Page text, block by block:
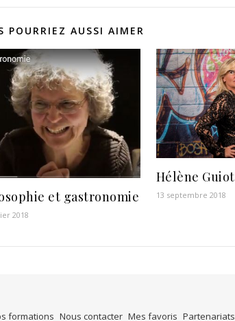
POURRIEZ AUSSI AIMER
et gastronomie
2018
Hélène Guiot
13 septembre 2018
formations Nous contacter Mes favoris Partenariats